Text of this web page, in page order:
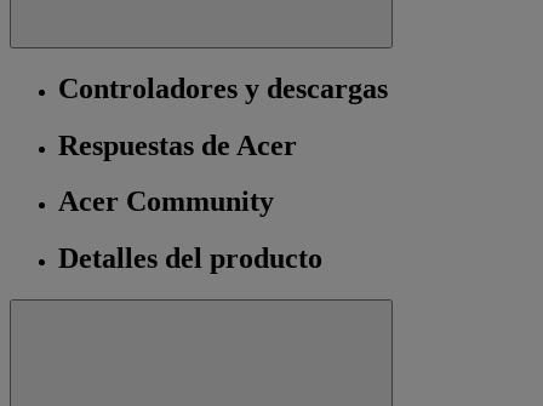
Controladores y descargas
Respuestas de Acer
Acer Community
Detalles del producto